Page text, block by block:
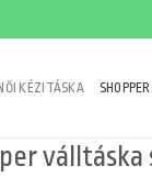
NŐI KÉZITÁSKA